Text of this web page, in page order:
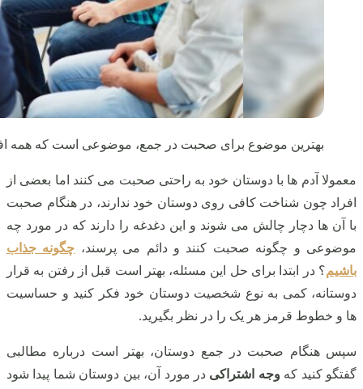
بهترین موضوع برای صحبت در جمع، موضوعی است که همه
معمولا آدم ها با دوستان خود به راحتی صحبت می کنند اما بعضی از
افراد چون شناخت کافی روی دوستان خود ندارند، در هنگام صحبت
با آن ها دچار چالش می شوند و این دغدغه را دارند که در مورد چه
موضوعی و چگونه صحبت کنند و دائم می پرسند، چگونه جذاب
باشیم؟ در ابتدا برای حل این مسئله، بهتر است قبل از رفتن به قرار
دوستانه، کمی به نوع شخصیت دوستان خود فکر کنید و حساسیت
ها و خطوط قرمز هر یک را در نظر بگیرید.
سپس هنگام صحبت در جمع دوستان، بهتر است درباره مطالبی
گفتگو کنید کهوجه اشتراکی در مورد آن، بین دوستان شما پیدا شود